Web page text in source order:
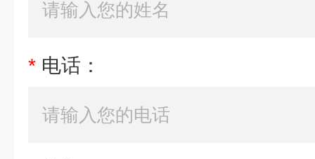
* 电话：